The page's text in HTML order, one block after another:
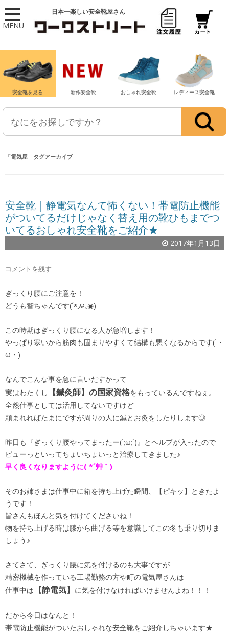
MENU
日本一楽しい安全靴屋さん
安全靴を見る 新作安全靴 おしゃれ安全靴 レディース安全靴
「電気屋 」タグアーカイブ
安全靴｜静電気なんて怖くない！帯電防止機能
がついてるだけじゃなく替え用の靴ひもまでつ
いてるおしゃれ安全靴をご紹介★
2017年1月13日
コメントを残す
ぎっくり腰にご注意を！
どうも智ちゃんです(´◉◞౪◟◉)
この時期はぎっくり腰になる人が急増します！
やっぱり寒いから筋肉も固まりやすくて結構も悪くなるからです(´・
ω・)
なんでこんな事を急に言いだすかって
実はわたくし
【鍼灸師】の国家資格をもっているんですねぇ。
全然仕事としては活用してないですけど
頼まれればたまにですが周りの人に鍼とお灸をしたりします◎
昨日も『ぎっくり腰やってまったー(´;ω;`)』とヘルプが入ったので
ピューっといってちょいちょいっと治療してきました♪
早く良くなりますように( *´艸｀)
そのお姉さまは仕事中に箱を持ち上げた瞬間、【ピキッ】ときたよ
うです！
皆さんもほんと気を付けてくださいね！
物を持ち上げる時は膝から曲げる等を意識してこの冬も乗り切りま
しょう♪
さてさて、ぎっくり腰に気を付けるのも大事ですが
精密機械を作っている工場勤務の方や町の電気屋さんは
仕事中は
【静電気】 に気を付けなければいけませんよね！！！
だから今日はなんと！
帯電防止機能がついたおしゃれな安全靴をご紹介しちゃいます★